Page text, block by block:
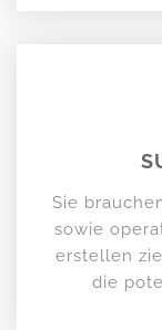
Sie
sowie
erstellen
die